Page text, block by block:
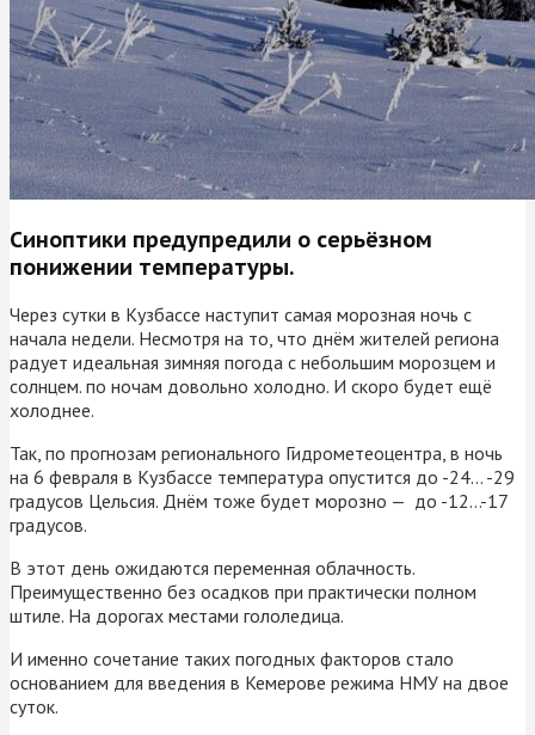
Синоптики предупредили о серьёзном
понижении температуры.
Через сутки в Кузбассе наступит самая морозная ночь с
начала недели. Несмотря на то, что днём жителей региона
радует идеальная зимняя погода с небольшим морозцем и
солнцем. по ночам довольно холодно. И скоро будет ещё
холоднее.
Так, по прогнозам регионального Гидрометеоцентра, в ночь
на 6 февраля в Кузбассе температура опустится до -24… -29
градусов Цельсия. Днём тоже будет морозно — до -12…-17
градусов.
В этот день ожидаются переменная облачность.
Преимущественно без осадков при практически полном
штиле. На дорогах местами гололедица.
И именно сочетание таких погодных факторов стало
основанием для введения в Кемерове режима НМУ на двое
суток.